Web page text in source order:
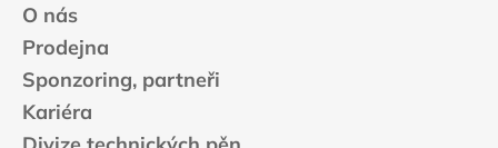
O nás
Prodejna
Sponzoring, partneři
Kariéra